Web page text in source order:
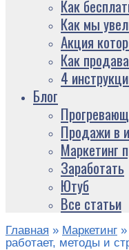
Как
Как мы
Акция
Как
4
Блог
Продажи в
Маркетинг
Заработать
Ютуб
Все статьи
Главная » Маркетинг »
работает, методы и